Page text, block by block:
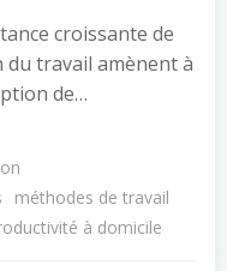
croissante de
du travail amènent à
de…
méthodes de travail
à domicile